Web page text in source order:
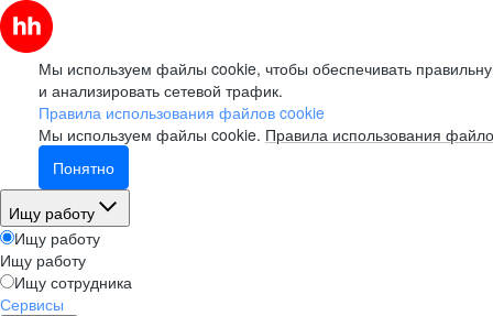
Мы используем файлы cookie, чтобы обеспечивать
и анализировать сетевой трафик.
Правила использования файлов cookie
Мы используем файлы cookie. Правила использования
Понятно
Ищу работу
Ищу работу
Ищу работу
Ищу сотрудника
Сервисы